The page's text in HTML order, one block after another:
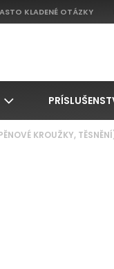
KLADENÉ OTÁZKY
KROUŽKY,